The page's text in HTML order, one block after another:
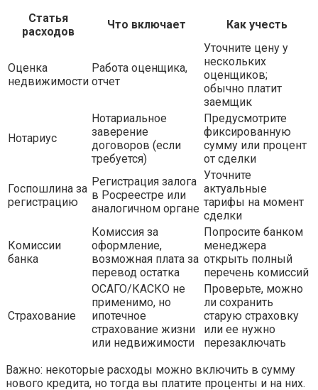
Статья
расходов
Что включает Как учесть
Оценка
недвижимости
Работа оценщика,
отчет
Уточните цену у
нескольких
оценщиков;
обычно платит
заемщик
Нотариус
Нотариальное
заверение
договоров (если
требуется)
Предусмотрите
фиксированную
сумму или процент
от сделки
Госпошлина за
регистрацию
Регистрация залога
в Росреестре или
аналогичном органе
Уточните
актуальные
тарифы на момент
сделки
Комиссии
банка
Комиссия за
оформление,
возможная плата за
перевод остатка
Попросите банком
менеджера
открыть полный
перечень комиссий
Страхование
ОСАГО/КАСКО не
применимо, но
ипотечное
страхование жизни
или недвижимости
Проверьте, можно
ли сохранить
старую страховку
или ее нужно
перезаключать
Важно: некоторые расходы можно включить в сумму
нового кредита, но тогда вы платите проценты и на них.